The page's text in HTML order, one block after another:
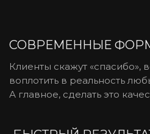
СОВРЕМЕННЫЕ
Клиенты скажут «спасибо»,
воплотить в реальность
А главное, сделать это